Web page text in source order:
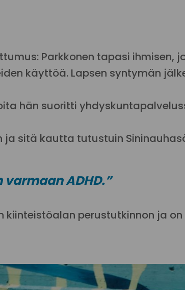
Parkkonen tapasi
käyttöä. Lapsen syntymän
hän suoritti
sitä kautta tutustuin
ADHD.”
perustutkinnon ja